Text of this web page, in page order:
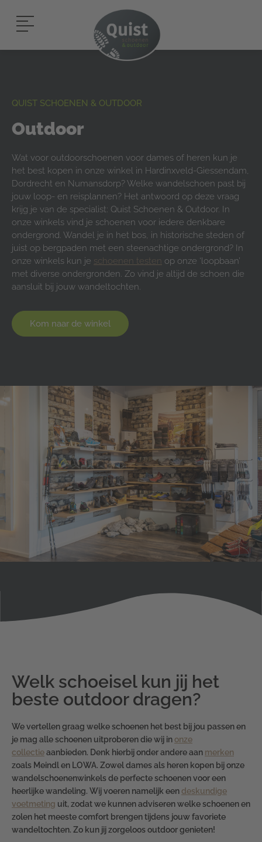
QUIST SCHOENEN & OUTDOOR
Outdoor
Wat voor outdoorschoenen voor dames of heren kun je
het best kopen in onze winkel in Hardinxveld-Giessendam,
Dordrecht en Numansdorp? Welke wandelschoen past bij
jouw loop- en reisplannen? Het antwoord op deze vraag
krijg je van de specialist: Quist Schoenen & Outdoor. In
onze winkels vind je schoenen voor iedere denkbare
ondergrond. Wandel je in het bos, in historische steden of
juist op bergpaden met een steenachtige ondergrond? In
onze winkels kun je schoenen testen op onze ‘loopbaan’
met diverse ondergronden. Zo vind je altijd de schoen die
aansluit bij jouw wandeltochten.
Kom naar de winkel
Welk schoeisel kun jij het
beste outdoor dragen?
We vertellen graag welke schoenen het best bij jou passen en
je mag alle schoenen uitproberen die wij in onze
collectieaanbieden. Denk hierbij onder andere aan merken
zoals Meindl en LOWA. Zowel dames als heren kopen bijonze
wandelschoenenwinkelsde perfecte schoenen voor een
heerlijke wandeling. Wij voeren namelijk een deskundige
voetmeting uit, zodat we kunnen adviseren welke schoenen en
zolen het meeste comfort brengen tijdens jouw favoriete
wandeltochten. Zo kun jij zorgeloos outdoor genieten!